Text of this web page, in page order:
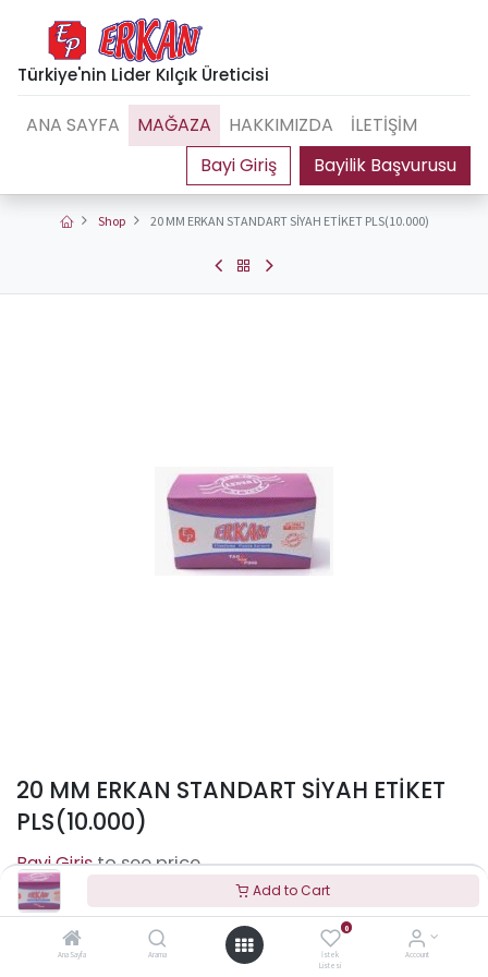
Add to Cart
Ana Sayfa Arama
0
İstek
Listesi
Account
Türkiye'nin Lider Kılçık Üreticisi
Bayilik Başvurusu
ANA SAYFA MAĞAZA HAKKIMIZDA İLETİŞİM
Shop 20 MM ERKAN STANDART SİYAH ETİKET PLS(10.000)
20 MM ERKAN STANDART SİYAH ETİKET
PLS(10.000)
to see price
Terms and Conditions